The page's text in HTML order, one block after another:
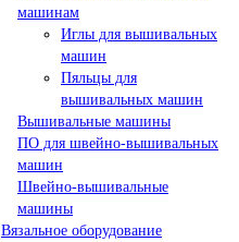
машинам
Иглы для вышивальных
машин
Пяльцы для
вышивальных машин
Вышивальные машины
ПО для швейно-вышивальных
машин
Швейно-вышивальные
машины
Вязальное оборудование